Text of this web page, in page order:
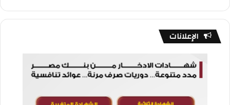
الإعلانات